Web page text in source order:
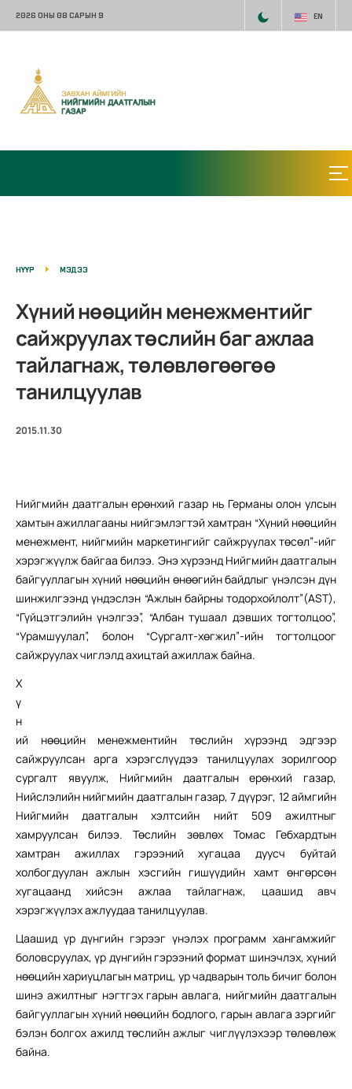
2026 ОНЫ 08 САРЫН 9 EN
НҮҮР МЭДЭЭ
Хүний нөөцийн менежментийг
сайжруулах төслийн баг ажлаа
тайлагнаж, төлөвлөгөөгөө
танилцуулав
2015.11.30
Нийгмийн даатгалын ерөнхий газар нь Германы олон улсын
хамтын ажиллагааны нийгэмлэгтэй хамтран “Хүний нөөцийн
менежмент, нийгмийн маркетингийг сайжруулах төсөл”-ийг
хэрэгжүүлж байгаа билээ. Энэ хүрээнд Нийгмийн даатгалын
байгууллагын хүний нөөцийн өнөөгийн байдлыг үнэлсэн дүн
шинжилгээнд үндэслэн “Ажлын байрны тодорхойлолт”(AST),
“Гүйцэтгэлийн үнэлгээ”, “Албан тушаал дэвших тогтолцоо”,
“Урамшуулал”, болон “Сургалт-хөгжил”-ийн тогтолцоог
сайжруулах чиглэлд ахицтай ажиллаж байна.
Х
ү
н
ий нөөцийн менежментийн төслийн хүрээнд эдгээр
сайжруулсан арга хэрэгслүүдээ танилцуулах зорилгоор
сургалт явуулж, Нийгмийн даатгалын ерөнхий газар,
Нийслэлийн нийгмийн даатгалын газар, 7 дүүрэг, 12 аймгийн
Нийгмийн даатгалын хэлтсийн нийт 509 ажилтныг
хамруулсан билээ. Төслийн зөвлөх Томас Гебхардтын
хамтран ажиллах гэрээний хугацаа дуусч буйтай
холбогдуулан ажлын хэсгийн гишүүдийн хамт өнгөрсөн
хугацаанд хийсэн ажлаа тайлагнаж, цаашид авч
хэрэгжүүлэх ажлуудаа танилцуулав.
Цаашид үр дүнгийн гэрээг үнэлэх программ хангамжийг
боловсруулах, үр дүнгийн гэрээний формат шинэчлэх, хүний
нөөцийн хариуцлагын матриц, ур чадварын толь бичиг болон
шинэ ажилтныг нэгтгэх гарын авлага, нийгмийн даатгалын
байгууллагын хүний нөөцийн бодлого, гарын авлага зэргийг
бэлэн болгох ажилд төслийн ажлыг чиглүүлэхээр төлөвлөж
байна.